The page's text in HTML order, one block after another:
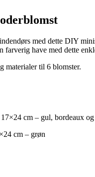
med dette DIY
farverig have med dette
materialer til 6 blomster.
cm – gul, bordeaux
cm – grøn